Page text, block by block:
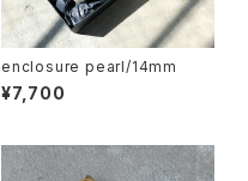
enclosure pearl/14mm
¥7,700